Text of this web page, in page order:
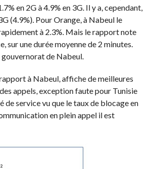
en 2G à 4.9% en 3G. Il y a, cependant,
(4.9%). Pour Orange, à Nabeul le
à 2.3%. Mais le rapport note
sur une durée moyenne de 2 minutes.
gouvernorat de Nabeul.
à Nabeul, affiche de meilleures
appels, exception faute pour Tunisie
service vu que le taux de blocage en
en plein appel il est